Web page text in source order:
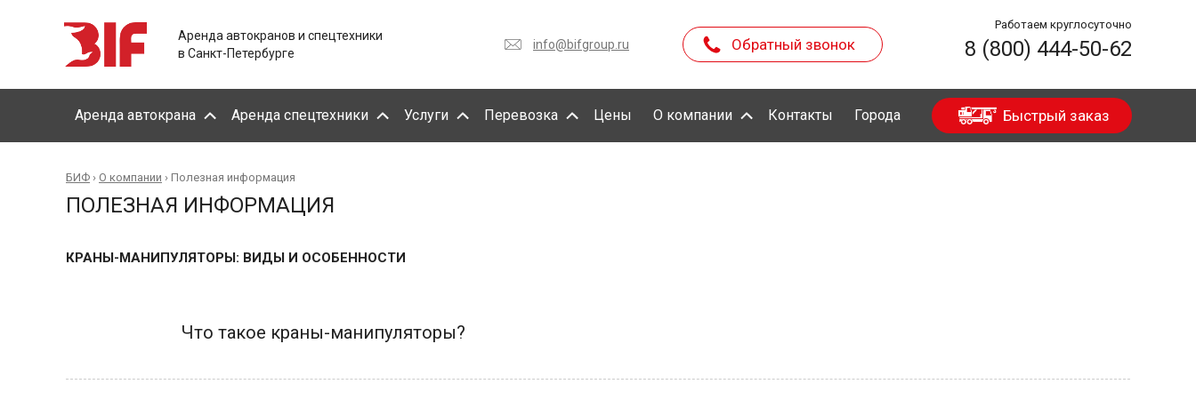
Аренда автокранов и спецтехники
в Санкт-Петербурге
info@bifgroup.ru Обратный звонок
Работаем круглосуточно
8 (800) 444-50-62
Аренда автокрана Аренда спецтехники Услуги Перевозка Цены О компании Контакты Города Быстрый заказ
БИФ › О компании › Полезная информация
ПОЛЕЗНАЯ ИНФОРМАЦИЯ
КРАНЫ-МАНИПУЛЯТОРЫ: ВИДЫ И ОСОБЕННОСТИ
Что такое краны-манипуляторы?